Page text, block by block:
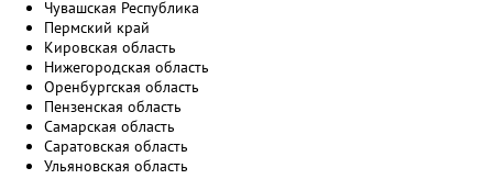
Чувашская Республика
Пермский край
Кировская область
Нижегородская область
Оренбургская область
Пензенская область
Самарская область
Саратовская область
Ульяновская область